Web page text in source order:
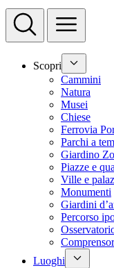
Scopri
Cammini
Natura
Musei
Chiese
Ferrovia
Parchi a
Giardino
Piazze e
Ville e
Monumenti
Giardini
Percorso
Luoghi